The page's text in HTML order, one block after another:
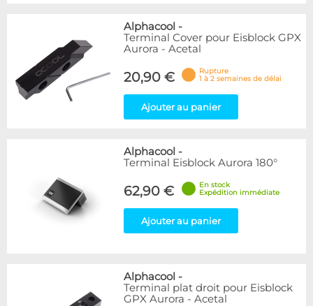
Appliquer
Alphacool -
Terminal Cover pour Eisblock GPX
Aurora - Acetal
20,90 €
Rupture
1 à 2 semaines de délai
Ajouter au panier
Alphacool -
Terminal Eisblock Aurora 180°
62,90 €
En stock
Expédition immédiate
Ajouter au panier
Alphacool -
Terminal plat droit pour Eisblock
GPX Aurora - Acetal